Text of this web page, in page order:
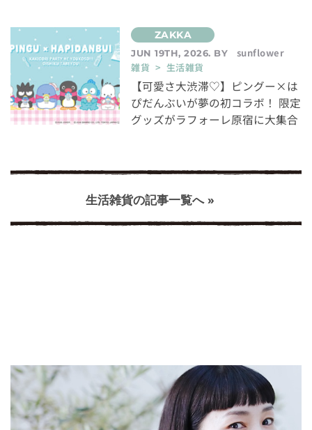
JUN 19TH, 2026. BY
sunflower
雑貨 > 生活雑貨
【可愛さ大渋滞♡】ピングー×は
ぴだんぶいが夢の初コラボ！ 限定
グッズがラフォーレ原宿に大集合
生活雑貨の記事一覧へ »